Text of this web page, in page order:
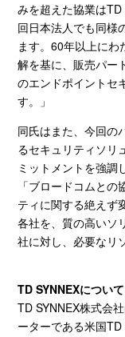
みを超えた協業はTD
回日本法人でも同様
ます。60年以上にわ
解を基に、販売パー
のエンドポイントセ
す。」
同氏はまた、今回の
るセキュリティソリ
ミットメントを強調
「ブロードコムと
ティに関する絶えず
各社を、質の高いソ
社に対し、必要なリ
TD SYNNEXについて
TD SYNNEX株式会
ーターである米国TD